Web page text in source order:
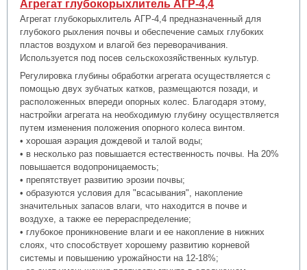
Агрегат глубокорыхлитель АГР-4,4
Агрегат глубокорыхлитель АГР-4,4 предназначенный для
глубокого рыхления почвы и обеспечение самых глубоких
пластов воздухом и влагой без переворачивания.
Используется под посев сельскохозяйственных культур.
Регулировка глубины обработки агрегата осуществляется с
помощью двух зубчатых катков, размещаются позади, и
расположенных впереди опорных колес. Благодаря этому,
настройки агрегата на необходимую глубину осуществляется
путем изменения положения опорного колеса винтом.
• хорошая аэрация дождевой и талой воды;
• в несколько раз повышается естественность почвы. На 20%
повышается водопроницаемость;
• препятствует развитию эрозии почвы;
• образуются условия для "всасывания", накопление
значительных запасов влаги, что находится в почве и
воздухе, а также ее перераспределение;
• глубокое проникновение влаги и ее накопление в нижних
слоях, что способствует хорошему развитию корневой
системы и повышению урожайности на 12-18%;